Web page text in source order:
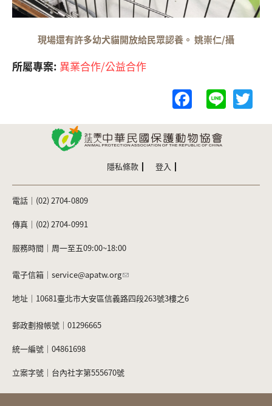
現場還有許多幼犬貓開放給民眾認養。 姚崇仁/攝
所屬專案: 異業合作/公益合作
F
a
c
e
o
Li
n
隱私條款 登入
電話｜(02) 2704-0809
傳真｜(02) 2704-0991
服務時間｜周一至五09:00~18:00
電子信箱｜ service@apatw.org
地址｜10681臺北市大安區信義路四段263號3樓之6
郵政劃撥帳號｜01296665
統一編號｜04861698
立案字號｜台內社字第555670號